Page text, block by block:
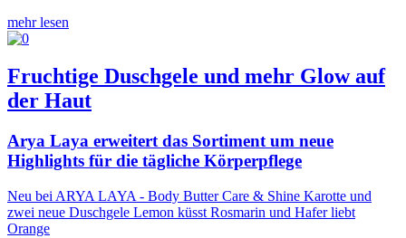
mehr lesen
Fruchtige Duschgele und mehr Glow auf
der Haut
Arya Laya erweitert das Sortiment um neue
Highlights für die tägliche Körperpflege
Neu bei ARYA LAYA - Body Butter Care & Shine Karotte und
zwei neue Duschgele Lemon küsst Rosmarin und Hafer liebt
Orange